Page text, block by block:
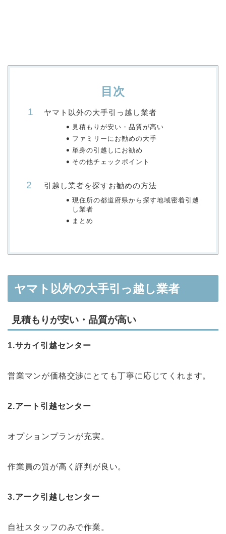
目次
ヤマト以外の大手引っ越し業者
見積もりが安い・品質が高い
ファミリーにお勧めの大手
単身の引越しにお勧め
その他チェックポイント
引越し業者を探すお勧めの方法
現住所の都道府県から探す地域密着引越
し業者
まとめ
ヤマト以外の大手引っ越し業者
見積もりが安い・品質が高い
1.サカイ引越センター
営業マンが価格交渉にとても丁寧に応じてくれます。
2.アート引越センター
オプションプランが充実。
作業員の質が高く評判が良い。
3.アーク引越しセンター
自社スタッフのみで作業。